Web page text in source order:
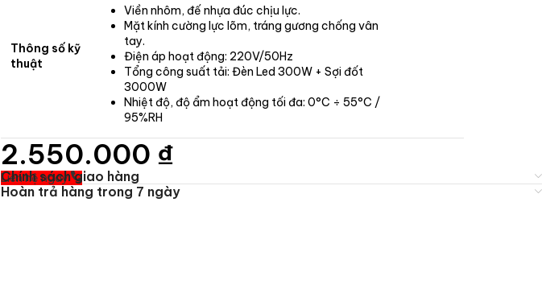
Thông số kỹ
thuật
Viền nhôm, đế nhựa đúc chịu lực.
Mặt kính cường lực lõm, tráng gương chống vân
tay.
Điện áp hoạt động: 220V/50Hz
Tổng công suất tải: Đèn Led 300W + Sợi đốt
3000W
Nhiệt độ, độ ẩm hoạt động tối đa: 0°C ÷ 55°C /
95%RH
2.550.000 ₫
Liên hệ ngay
Chính sách giao hàng
Hoàn trả hàng trong 7 ngày